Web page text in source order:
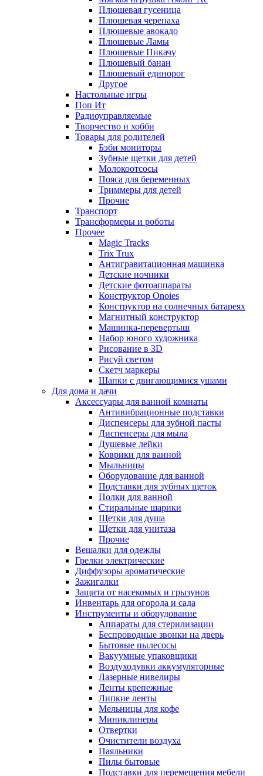
Плюшевая гусеница
Плюшевая черепаха
Плюшевые авокадо
Плюшевые Ламы
Плюшевые Пикачу
Плюшевый банан
Плюшевый единорог
Другое
Настольные игры
Поп Ит
Радиоуправляемые
Творчество и хобби
Товары для родителей
Бэби мониторы
Зубные щетки для детей
Молокоотсосы
Пояса для беременных
Триммеры для детей
Прочие
Транспорт
Трансформеры и роботы
Прочее
Magic Tracks
Trix Trux
Антигравитационная машинка
Детские ночники
Детские фотоаппараты
Конструктор Onoies
Конструктор на солнечных батареях
Магнитный конструктор
Машинка-перевертыш
Набор юного художника
Рисование в 3D
Рисуй светом
Скетч маркеры
Шапки с двигающимися ушами
Для дома и дачи
Аксессуары для ванной комнаты
Антивибрационные подставки
Диспенсеры для зубной пасты
Диспенсеры для мыла
Душевые лейки
Коврики для ванной
Мыльницы
Оборудование для ванной
Подставки для зубных щеток
Полки для ванной
Стиральные шарики
Щетки для душа
Щетки для унитаза
Прочие
Вешалки для одежды
Грелки электрические
Диффузоры ароматические
Зажигалки
Защита от насекомых и грызунов
Инвентарь для огорода и сада
Инструменты и оборудование
Аппараты для стерилизации
Беспроводные звонки на дверь
Бытовые пылесосы
Вакуумные упаковщики
Воздуходувки аккумуляторные
Лазерные нивелиры
Ленты крепежные
Липкие ленты
Мельницы для кофе
Миниклинеры
Отвертки
Очистители воздуха
Паяльники
Пилы бытовые
Подставки для перемещения мебели